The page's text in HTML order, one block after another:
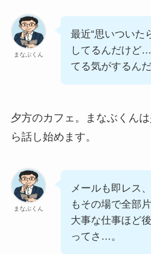
まなぶくん
最近“思いついた
してるんだけど
てる気がするんだ
夕方のカフェ。まなぶくん
ら話し始めます。
まなぶくん
メールも即レス
もその場で全部
大事な仕事ほど
ってさ…。